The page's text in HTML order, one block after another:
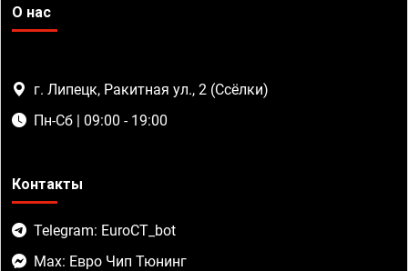
О нас
г. Липецк, Ракитная ул., 2 (Ссёлки)
Пн-Сб | 09:00 - 19:00
Контакты
Telegram: EuroCT_bot
Max: Евро Чип Тюнинг